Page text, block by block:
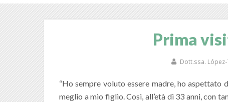
Prima
Dott.ssa.
“Ho sempre voluto essere madre, ho
meglio a mio figlio. Così, all’età di 33 anni, con